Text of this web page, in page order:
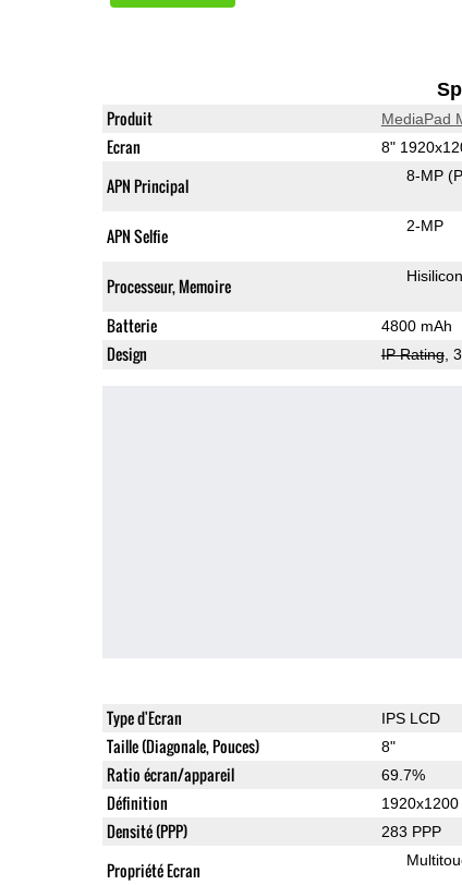
Produit MediaPad
Ecran 8"
APN Principal 8-MP
APN Selfie 2-MP
Processeur, Memoire
Batterie 4800 mAh
Design IP Rating,
Type d'Ecran IPS LCD
Taille (Diagonale, Pouces) 8"
Ratio écran/appareil 69.7%
Définition 1920x1200
Densité (PPP) 283 PPP
Propriété Ecran